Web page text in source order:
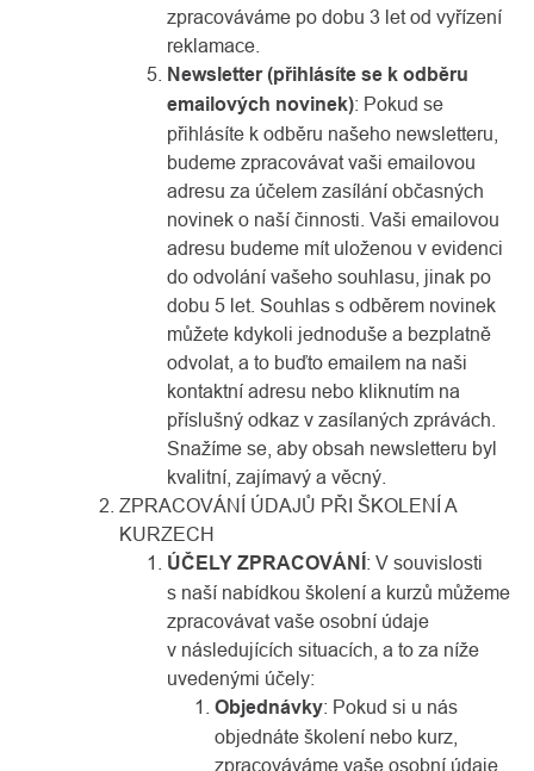
zpracováváme po dobu 3 let od vyřízení
reklamace.
Newsletter (přihlásíte se k odběru
emailových novinek): Pokud se
přihlásíte k odběru našeho newsletteru,
budeme zpracovávat vaši emailovou
adresu za účelem zasílání občasných
novinek o naší činnosti. Vaši emailovou
adresu budeme mít uloženou v evidenci
do odvolání vašeho souhlasu, jinak po
dobu 5 let. Souhlas s odběrem novinek
můžete kdykoli jednoduše a bezplatně
odvolat, a to buďto emailem na naši
kontaktní adresu nebo kliknutím na
příslušný odkaz v zasílaných zprávách.
Snažíme se, aby obsah newsletteru byl
kvalitní, zajímavý a věcný.
ZPRACOVÁNÍ ÚDAJŮ PŘI ŠKOLENÍ A
KURZECH
ÚČELY ZPRACOVÁNÍ: V souvislosti
s naší nabídkou školení a kurzů můžeme
zpracovávat vaše osobní údaje
v následujících situacích, a to za níže
uvedenými účely:
Objednávky: Pokud si u nás
objednáte školení nebo kurz,
zpracováváme vaše osobní údaje